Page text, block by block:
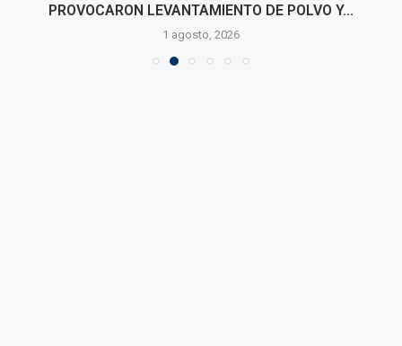
PROVOCARON LEVANTAMIENTO DE POLVO Y...
1 agosto, 2026